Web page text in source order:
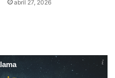
abril 27, 2026